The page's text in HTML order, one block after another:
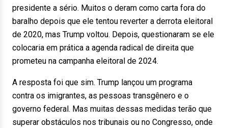
presidente a sério. Muitos o deram como carta fora do
baralho depois que ele tentou reverter a derrota eleitoral
de 2020, mas Trump voltou. Depois, questionaram se ele
colocaria em prática a agenda radical de direita que
prometeu na campanha eleitoral de 2024.
A resposta foi que sim. Trump lançou um programa
contra os imigrantes, as pessoas transgênero e o
governo federal. Mas muitas dessas medidas terão que
superar obstáculos nos tribunais ou no Congresso, onde